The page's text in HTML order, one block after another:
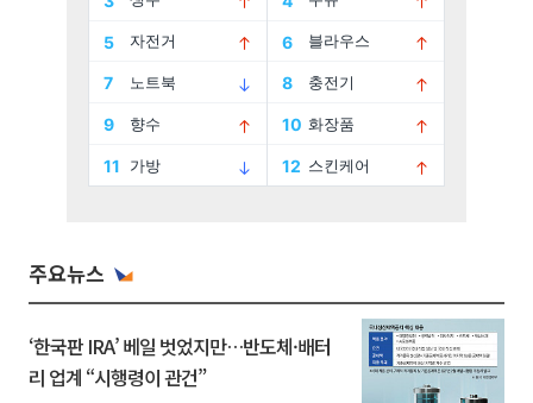
주요뉴스
‘한국판 IRA’ 베일 벗었지만…반도체·배터
리 업계 “시행령이 관건”